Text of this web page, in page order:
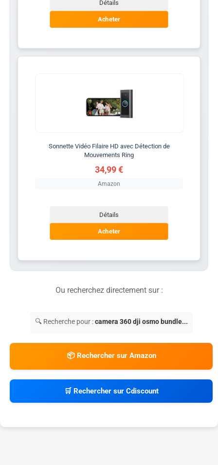
Détails
Acheter
Sonnette Vidéo Filaire HD avec Détection de
Mouvements Ring
34,99 €
Amazon
Détails
Acheter
Ou recherchez directement sur :
🔍 Recherche pour :camera 360 dji osmo bundle...
📦 Rechercher sur Amazon
🛒 Rechercher sur Cdiscount